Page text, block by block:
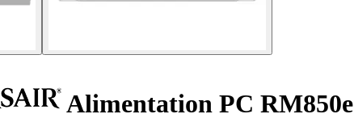
Alimentation PC RM850e